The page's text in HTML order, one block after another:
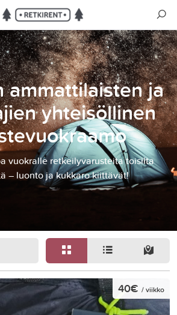
ammattilaisten ja
yhteisöllinen
vuokralle retkeilyvarusteita toisilta
– luonto ja kukkaro kiittävät!
40€ / viikko